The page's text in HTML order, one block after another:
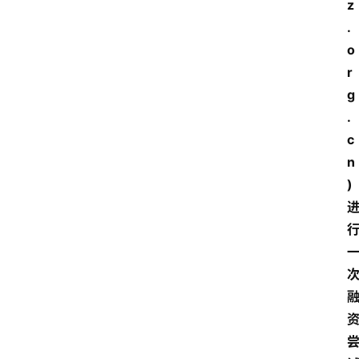
z
.
o
r
g
.
c
n
)
进
行
一
次
融
资
尝